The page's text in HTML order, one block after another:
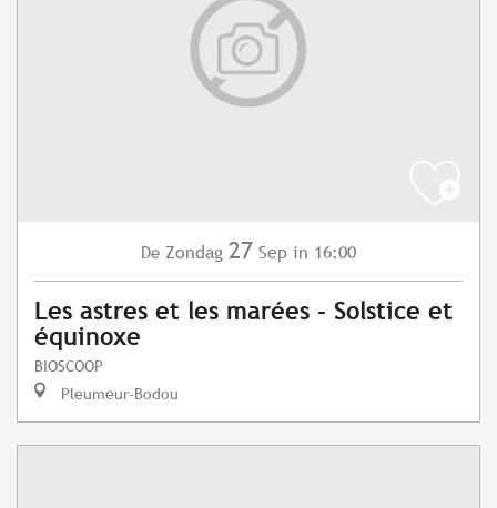
De Zondag 27 Sep in 16:00
Les astres et les marées - Solstice et
équinoxe
BIOSCOOP
Pleumeur-Bodou